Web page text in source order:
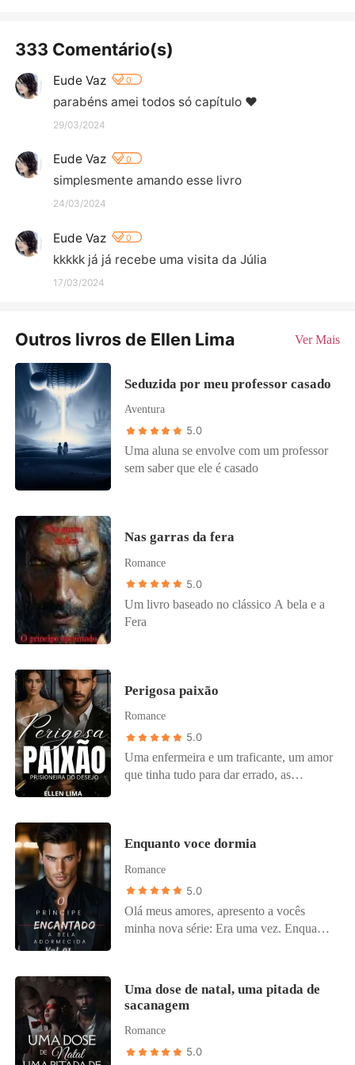
333 Comentário(s)
Eude Vaz 0
parabéns amei todos só capítulo ❤️
29/03/2024
Eude Vaz 0
simplesmente amando esse livro
24/03/2024
Eude Vaz 0
kkkkk já já recebe uma visita da Júlia
17/03/2024
Outros livros de Ellen Lima Ver Mais
Seduzida por meu professor casado
Aventura
5.0
Uma aluna se envolve com um professor
sem saber que ele é casado
Nas garras da fera
Romance
5.0
Um livro baseado no clássico A bela e a
Fera
Perigosa paixão
Romance
5.0
Uma enfermeira e um traficante, um amor
que tinha tudo para dar errado, as
Enquanto voce dormia
Romance
5.0
Olá meus amores, apresento a vocês
minha nova série: Era uma vez. Enquanto
mais doce e com um temperamento mais
calmo das princesas, trazendo essa estória
para os dias de hoje, trago a vocês algo
autentico meu, com emoções e hot que te
Uma dose de natal, uma pitada de
sacanagem
Romance
5.0